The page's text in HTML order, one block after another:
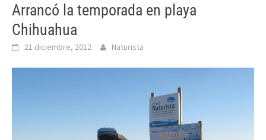
Arrancó la temporada en playa
Chihuahua
21 diciembre, 2012 Naturista